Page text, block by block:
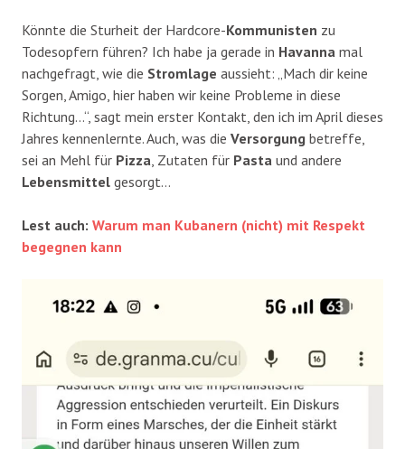
Könnte die Sturheit der Hardcore-Kommunisten zu
Todesopfern führen? Ich habe ja gerade in Havanna mal
nachgefragt, wie die Stromlage aussieht: „Mach dir keine
Sorgen, Amigo, hier haben wir keine Probleme in diese
Richtung…“, sagt mein erster Kontakt, den ich im April dieses
Jahres kennenlernte. Auch, was die Versorgung betreffe,
sei an Mehl für Pizza, Zutaten für Pasta und andere
Lebensmittel gesorgt…
Lest auch: Warum man Kubanern (nicht) mit Respekt
begegnen kann